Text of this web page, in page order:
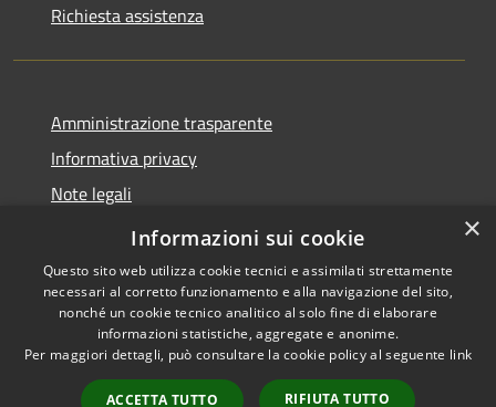
Richiesta assistenza
Amministrazione trasparente
Informativa privacy
Note legali
Dichiarazione di accessibilità
Accessibilità
Copyright © 2026 • Comune di
Olmo al Brembo • Powered by
Municipium• Accesso
×
Informazioni sui cookie
Questo sito web utilizza cookie tecnici e assimilati strettamente
necessari al corretto funzionamento e alla navigazione del sito,
nonché un cookie tecnico analitico al solo fine di elaborare
informazioni statistiche, aggregate e anonime.
Per maggiori dettagli, può consultare la cookie policy al seguente link
ACCETTA TUTTO RIFIUTA TUTTO